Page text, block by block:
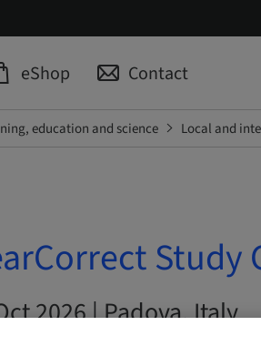
eShop Contact
education and science Local and
Study
2026 | Padova, Italy